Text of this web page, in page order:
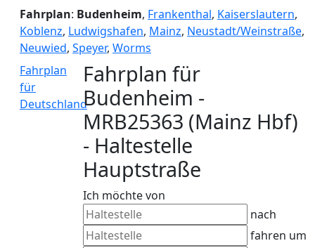
Fahrplan: Budenheim, Frankenthal, Kaiserslautern,
Koblenz, Ludwigshafen, Mainz, Neustadt/Weinstraße,
Neuwied, Speyer, Worms
Fahrplan
für
Deutschland
Fahrplan für
Budenheim -
MRB25363 (Mainz Hbf)
- Haltestelle
Hauptstraße
Ich möchte von
nach
fahren um